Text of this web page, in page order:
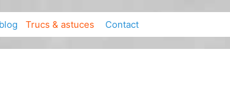
Trucs & astuces Contact